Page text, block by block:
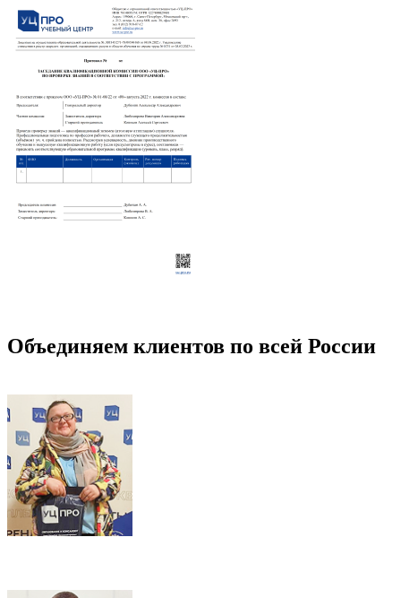
Объединяем клиентов по всей России